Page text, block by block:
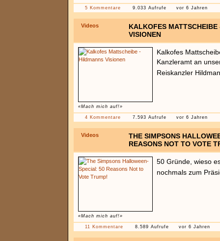
5 Kommentare 9.033 Aufrufe vor 6 Jahren
Videos
KALKOFES
VISIONEN
«Mach mich auf!»
Kalkofes
Kanzleramt an
Reiskanzler
4 Kommentare 7.593 Aufrufe vor 6 Jahren
Videos
THE SIMPSONS
REASONS NOT TO VOTE
«Mach mich auf!»
50 Gründe, wieso
nochmals zum
11 Kommentare 8.589 Aufrufe vor 6 Jahren